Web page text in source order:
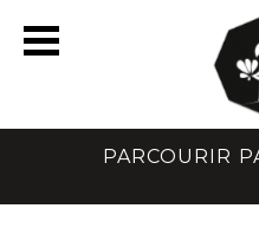
PARCOURIR